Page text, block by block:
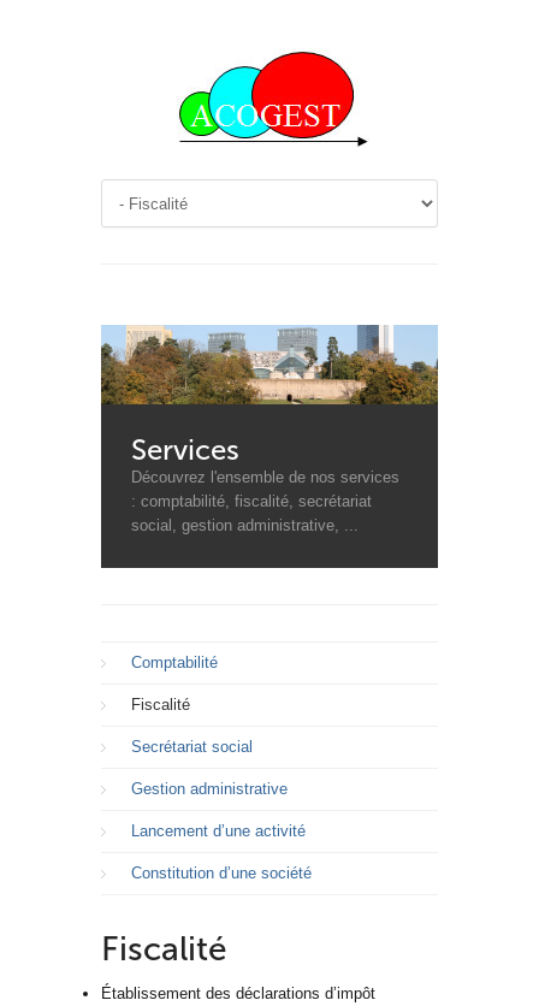
Services
Découvrez l'ensemble de nos services
: comptabilité, fiscalité, secrétariat
social, gestion administrative, ...
Comptabilité
Fiscalité
Secrétariat social
Gestion administrative
Lancement d’une activité
Constitution d’une société
Fiscalité
Établissement des déclarations d’impôt